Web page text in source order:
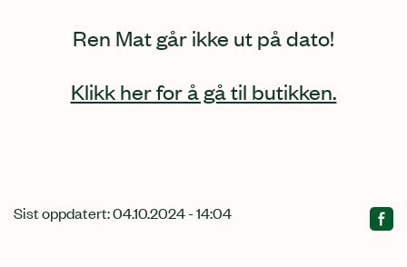
Ren Mat går ikke ut på dato!
Klikk her for å gå til butikken.
Relatert
Sist oppdatert: 04.10.2024 - 14:04